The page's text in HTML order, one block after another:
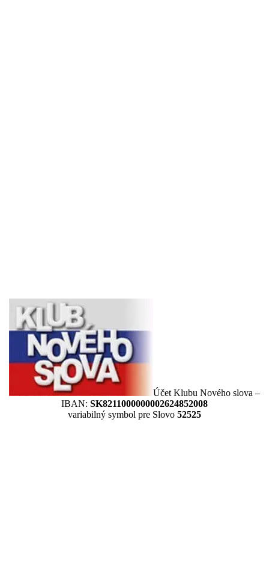
Účet Klubu Nového slova –
IBAN: SK8211000000002624852008
variabilný symbol pre Slovo 52525